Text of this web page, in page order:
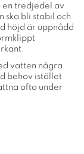
en tredjedel av
ska bli stabil och
höjd är uppnådd
vatten några
behov istället
ofta under